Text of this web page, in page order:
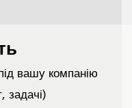
вашу компанію
задачі)